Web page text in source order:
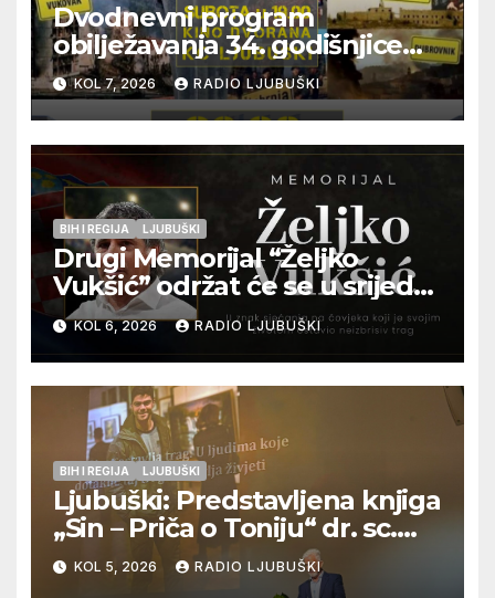
Dvodnevni program
obilježavanja 34. godišnjice
pogibije generala Blaža
Kraljevića i osmorice
pripadnika HOS-a
KOL 7, 2026 RADIO LJUBUŠKI
BIH I REGIJA LJUBUŠKI
Drugi Memorijal “Željko
Vukšić” održat će se u srijedu
12. kolovoza u Otoku
KOL 6, 2026 RADIO LJUBUŠKI
BIH I REGIJA LJUBUŠKI
Ljubuški: Predstavljena knjiga
„Sin – Priča o Toniju“ dr. sc.
Zdenka Hercega
KOL 5, 2026 RADIO LJUBUŠKI